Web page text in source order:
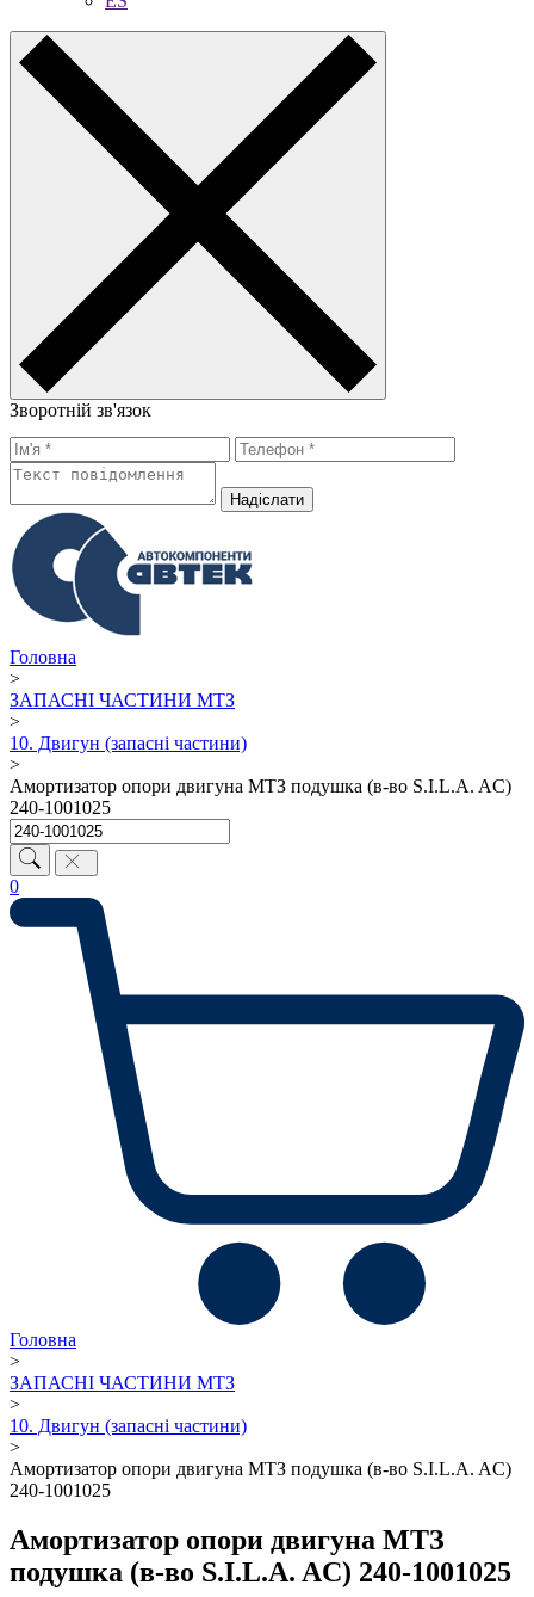
Зворотній зв'язок
Надiслати
Головна
>
ЗАПАСНІ ЧАСТИНИ МТЗ
>
10. Двигун (запасні частини)
>
Амортизатор опори двигуна МТЗ подушка (в-во S.I.L.A. AC)
240-1001025
0
Головна
>
ЗАПАСНІ ЧАСТИНИ МТЗ
>
10. Двигун (запасні частини)
>
Амортизатор опори двигуна МТЗ подушка (в-во S.I.L.A. AC)
240-1001025
Амортизатор опори двигуна МТЗ
подушка (в-во S.I.L.A. AC) 240-1001025